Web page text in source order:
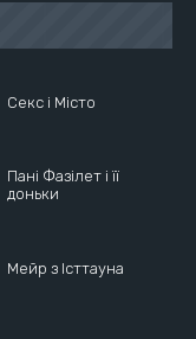
Секс і Місто
Пані Фазілет і її
доньки
Мейр з Істтауна